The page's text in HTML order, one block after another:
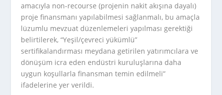
amacıyla non-recourse (projenin nakit akışına dayalı)
proje finansmanı yapılabilmesi sağlanmalı, bu amaçla
lüzumlu mevzuat düzenlemeleri yapılması gerektiği
belirtilerek, “Yeşil/çevreci yükümlü”
sertifikalandırması meydana getirilen yatırımcılara ve
dönüşüm icra eden endüstri kuruluşlarına daha
uygun koşullarla finansman temin edilmeli”
ifadelerine yer verildi.